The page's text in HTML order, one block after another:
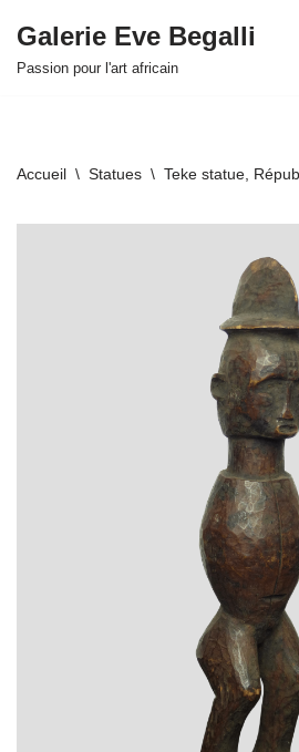
Aller
Galerie Eve Begalli
Passion pour l'art africain
Accueil \ Statues \ Teke statue,